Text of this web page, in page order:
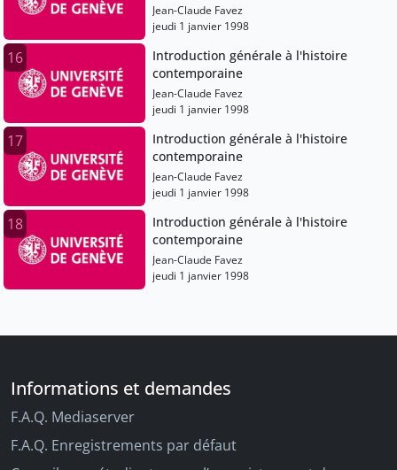
Jean-Claude Favez
jeudi 1 janvier 1998
16
Introduction générale à l'histoire
contemporaine
Jean-Claude Favez
jeudi 1 janvier 1998
17
Introduction générale à l'histoire
contemporaine
Jean-Claude Favez
jeudi 1 janvier 1998
18
Introduction générale à l'histoire
contemporaine
Jean-Claude Favez
jeudi 1 janvier 1998
Informations et demandes
F.A.Q. Mediaserver
F.A.Q. Enregistrements par défaut